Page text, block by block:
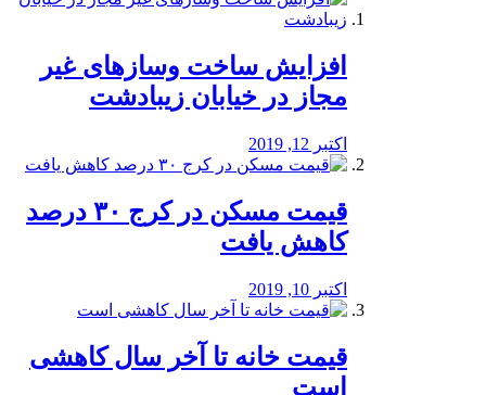
افزایش ساخت وسازهای غیر
مجاز در خیابان زیبادشت
اکتبر 12, 2019
️قیمت مسکن در کرج ۳۰ درصد
کاهش یافت
اکتبر 10, 2019
قیمت خانه تا آخر سال کاهشی
است